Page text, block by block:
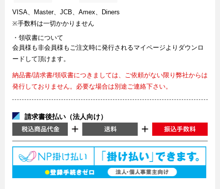
VISA、Master、JCB、Amex、Diners
※手数料は一切かかりません
・領収書について
会員様も非会員様もご注文時に発行されるマイページよりダウンロ
ードして頂けます。
納品書/請求書/領収書につきましては、ご依頼がない限り弊社からは
発行しておりません。必要な場合は別途ご連絡下さい。
請求書後払い（法人向け）